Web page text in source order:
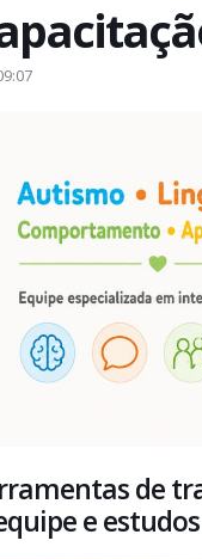
de
e